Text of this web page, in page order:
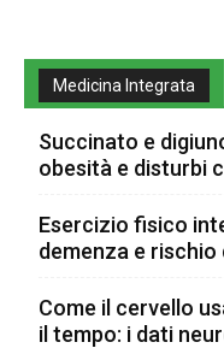
Medicina Integrata
Succinato e
obesità e disturbi
Esercizio fisico
demenza e
Come il cervello
il tempo: i dati